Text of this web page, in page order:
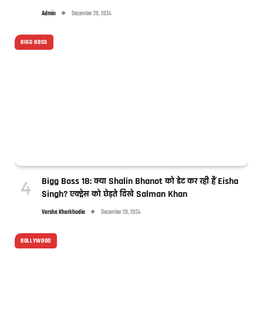
Admin December 29, 2024
BIGG BOSS
Bigg Boss 18: क्या Shalin Bhanot को डेट कर रही हैं Eisha
Singh? एक्ट्रेस को छेड़ते दिखे Salman Khan
Varsha Kharkhodia December 28, 2024
BOLLYWOOD